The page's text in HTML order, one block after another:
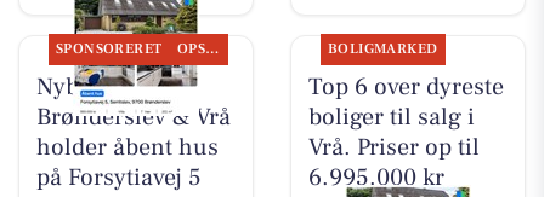
SPONSORERET OPSLAGSTAVLEN
Nybolig
Brønderslev & Vrå
holder åbent hus
på Forsytiavej 5
BOLIGMARKED
Top 6 over dyreste
boliger til salg i
Vrå. Priser op til
6.995.000 kr